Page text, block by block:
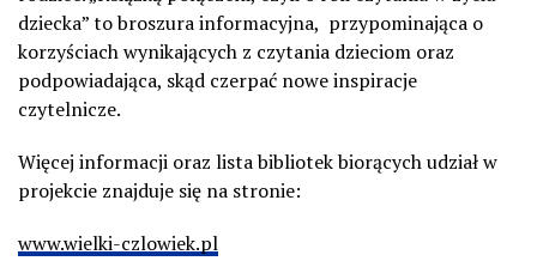
dziecka” to broszura informacyjna, przypominająca o
korzyściach wynikających z czytania dzieciom oraz
podpowiadająca, skąd czerpać nowe inspiracje
czytelnicze.
Więcej informacji oraz lista bibliotek biorących udział w
projekcie znajduje się na stronie:
www.wielki-czlowiek.pl